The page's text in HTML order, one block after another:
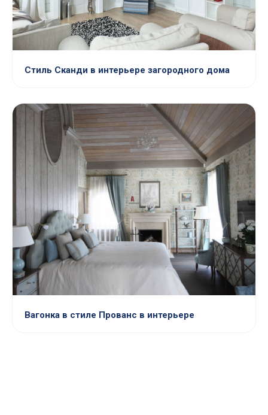
Стиль Сканди в интерьере загородного дома
Вагонка в стиле Прованс в интерьере